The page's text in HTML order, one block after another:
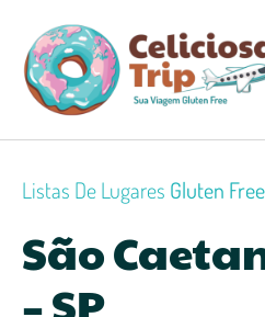
Listas De Lugares Gluten Free
São
– SP